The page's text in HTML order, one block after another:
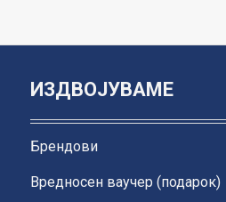
ИЗДВОЈУВАМЕ
Брендови
Вредносен ваучер (подарок)